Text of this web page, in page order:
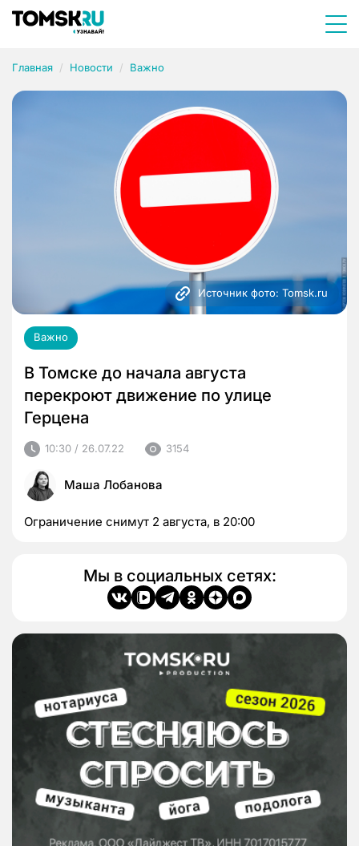
Главная Новости Важно
Источник фото: Tomsk.ru
Важно
В Томске до начала августа
перекроют движение по улице
Герцена
10:30 / 26.07.22 3154
Маша Лобанова
Ограничение снимут 2 августа, в 20:00
Мы в социальных сетях: